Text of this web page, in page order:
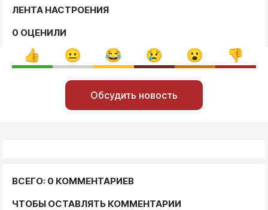
ЛЕНТА НАСТРОЕНИЯ
0 ОЦЕНИЛИ
Обсудить новость
ВСЕГО: 0 КОММЕНТАРИЕВ
ЧТОБЫ ОСТАВЛЯТЬ КОММЕНТАРИИ